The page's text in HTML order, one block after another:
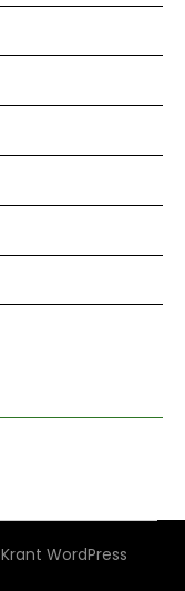
Krant WordPress